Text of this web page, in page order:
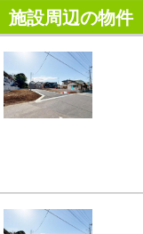
施設周辺の物件